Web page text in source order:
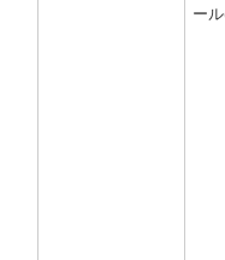
ー